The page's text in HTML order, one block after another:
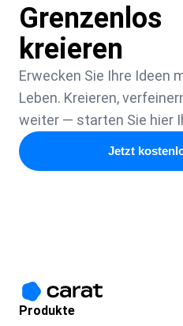
Grenzenlos
kreieren
Erwecken Sie Ihre Ideen
Leben. Kreieren,
weiter — starten Sie hier
Jetzt
Produkte